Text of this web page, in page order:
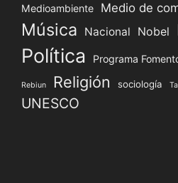
Medioambiente Medio de
Música Nacional Nobel
Política Programa
Rebiun Religión sociología
UNESCO